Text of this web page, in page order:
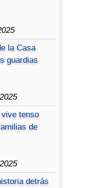
la Casa
guardias
tenso
de
detrás